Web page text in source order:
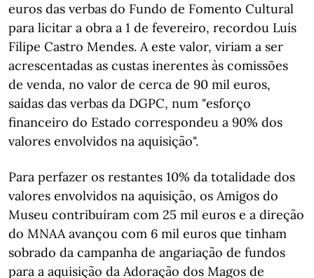
euros das verbas do Fundo de Fomento Cultural
para licitar a obra a 1 de fevereiro, recordou Luís
Filipe Castro Mendes. A este valor, viriam a ser
acrescentadas as custas inerentes às comissões
de venda, no valor de cerca de 90 mil euros,
saídas das verbas da DGPC, num "esforço
financeiro do Estado correspondeu a 90% dos
valores envolvidos na aquisição".
Para perfazer os restantes 10% da totalidade dos
valores envolvidos na aquisição, os Amigos do
Museu contribuíram com 25 mil euros e a direção
do MNAA avançou com 6 mil euros que tinham
sobrado da campanha de angariação de fundos
para a aquisição da Adoração dos Magos de